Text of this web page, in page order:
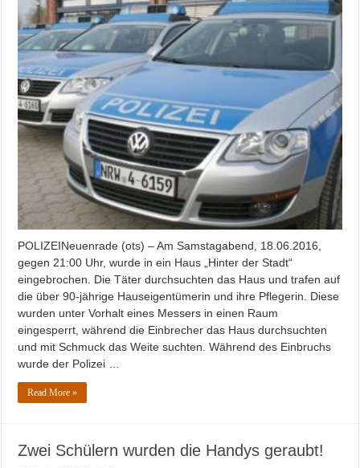
POLIZEINeuenrade (ots) – Am Samstagabend, 18.06.2016,
gegen 21:00 Uhr, wurde in ein Haus „Hinter der Stadt“
eingebrochen. Die Täter durchsuchten das Haus und trafen auf
die über 90-jährige Hauseigentümerin und ihre Pflegerin. Diese
wurden unter Vorhalt eines Messers in einen Raum
eingesperrt, während die Einbrecher das Haus durchsuchten
und mit Schmuck das Weite suchten. Während des Einbruchs
wurde der Polizei …
Read More »
Zwei Schülern wurden die Handys geraubt!